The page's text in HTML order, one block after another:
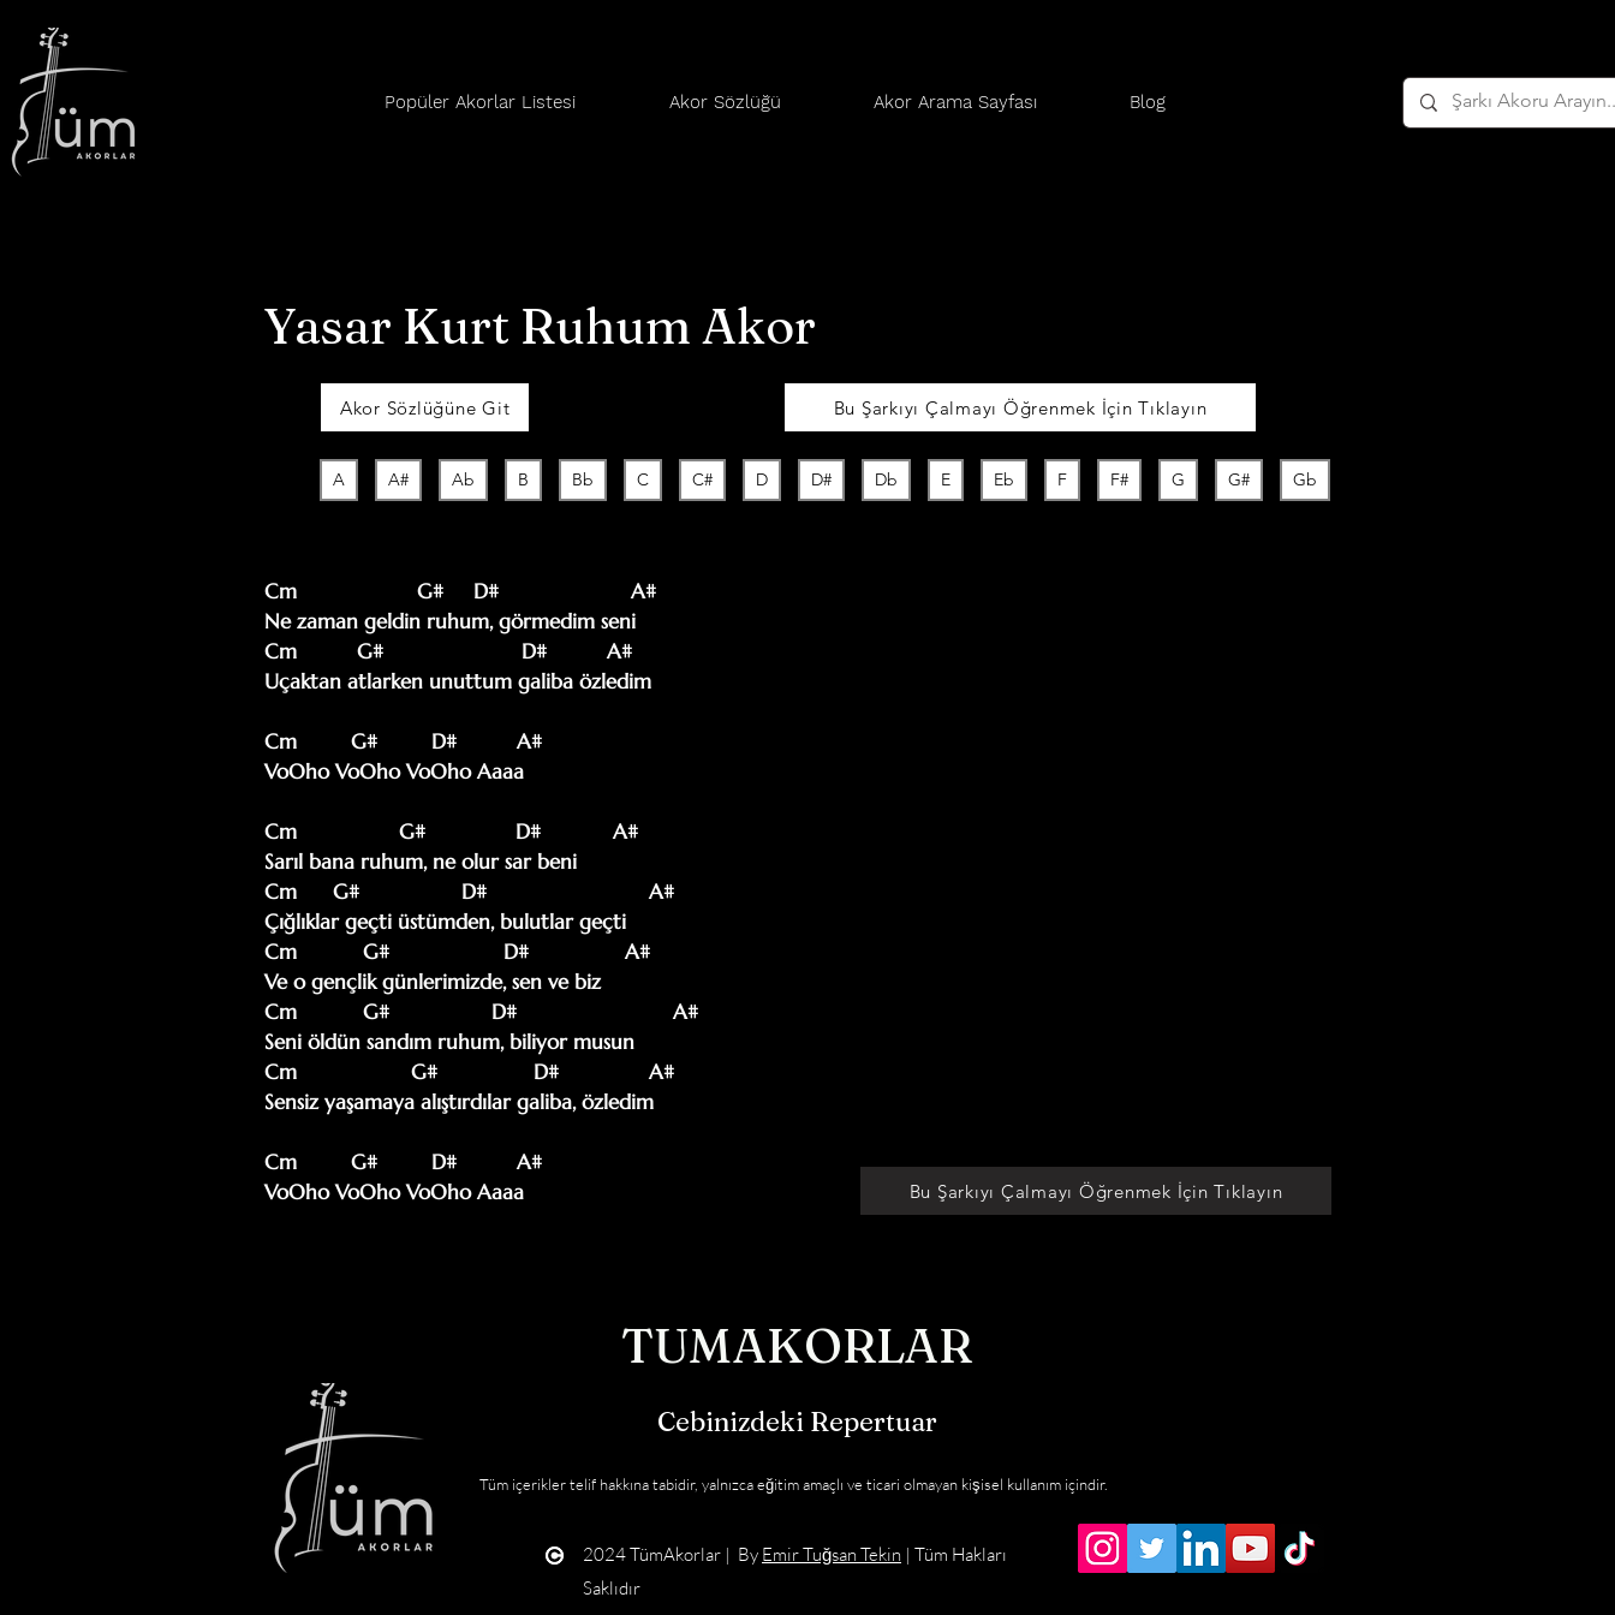
Popüler Akorlar Listesi Akor Sözlüğü Akor Arama Sayfası Blog
Yasar Kurt Ruhum Akor
Akor Sözlüğüne Git Bu Şarkıyı Çalmayı Öğrenmek İçin Tıklayın
A A# Ab B Bb C C# D D# Db E Eb F F# G G# Gb
Cm                    G#     D#                      A#
Ne zaman geldin ruhum, görmedim seni
Cm          G#                       D#          A#
Uçaktan atlarken unuttum galiba özledim
Cm         G#         D#          A#
VoOho VoOho VoOho Aaaa
Cm                 G#               D#            A#
Sarıl bana ruhum, ne olur sar beni
Cm      G#                 D#                           A#
Çığlıklar geçti üstümden, bulutlar geçti
Cm           G#                   D#                A#
Ve o gençlik günlerimizde, sen ve biz
Cm           G#                 D#                          A#
Seni öldün sandım ruhum, biliyor musun
Cm                   G#                D#               A#
Sensiz yaşamaya alıştırdılar galiba, özledim
Cm         G#         D#          A#
VoOho VoOho VoOho Aaaa
Bu Şarkıyı Çalmayı Öğrenmek İçin Tıklayın
TUMAKORLAR
Cebinizdeki Repertuar
Tüm içerikler telif hakkına tabidir, yalnızca eğitim amaçlı ve ticari olmayan kişisel kullanım içindir.
2024 TümAkorlar | By Emir Tuğsan Tekin | Tüm Hakları
Saklıdır